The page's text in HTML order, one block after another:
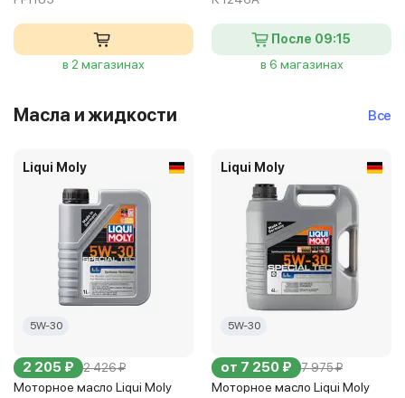
в 2 магазинах
После 09:15
в 6 магазинах
Масла и жидкости Все
Liqui Moly
5W-30
2 205 ₽ 2 426 ₽
Моторное масло Liqui Moly
Liqui Moly
5W-30
от 7 250 ₽ 7 975 ₽
Моторное масло Liqui Moly